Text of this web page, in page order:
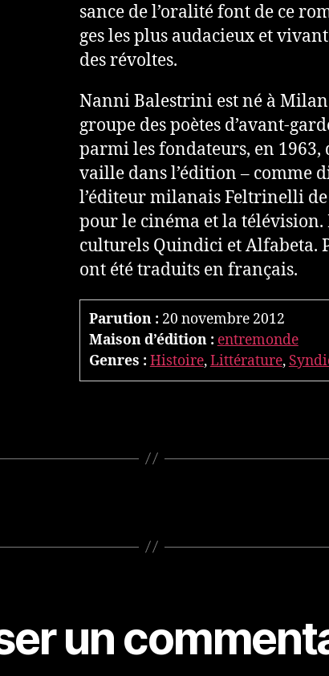
sance de l’ora­lité font de ce
ges les plus auda­cieux et
des révol­tes.
Nanni Balestrini est né à
groupe des poètes d’avant-
parmi les fon­da­teurs, en
vaille dans l’édition – comme
l’éditeur mila­nais Feltrinelli de
pour le cinéma et la
cultu­rels Quindici et Alfabeta.
ont été tra­duits en fran­çais.
Parution : 20 novembre 2012
Maison d’édition : entremonde
Genres : Histoire,Littérature,
un